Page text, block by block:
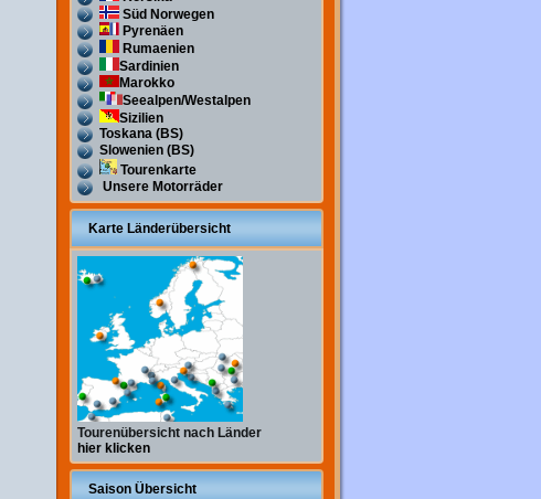
Süd Norwegen
Pyrenäen
Rumaenien
Sardinien
Marokko
Seealpen/Westalpen
Sizilien
Toskana (BS)
Slowenien (BS)
Tourenkarte
Unsere Motorräder
Karte Länderübersicht
Tourenübersicht nach Länder
hier klicken
Saison Übersicht